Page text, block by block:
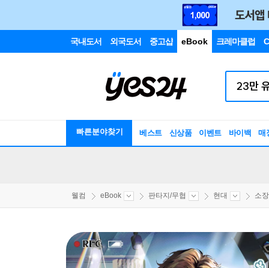
국내도서 외국도서 중고샵 eBook 크레마클럽
빠른분야찾기 베스트 신상품 이벤트 바이백 매
웰컴 eBook 판타지/무협 현대 소장